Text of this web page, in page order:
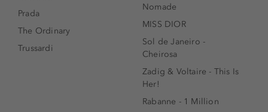
Prada
The Ordinary
Trussardi
Nomade
MISS DIOR
Sol de Janeiro -
Cheirosa
Zadig & Voltaire - This Is
Her!
Rabanne - 1 Million